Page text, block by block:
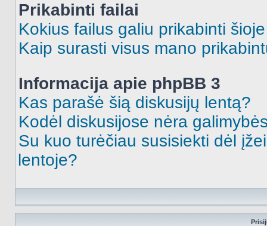
Prikabinti failai
Kokius failus galiu prikabinti
Kaip surasti visus mano
Informacija apie phpBB 3
Kas parašė šią diskusijų lentą?
Kodėl diskusijose nėra
Su kuo turėčiau susisiekti dėl
lentoje?